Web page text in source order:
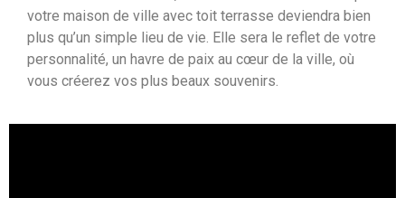
votre maison de ville avec toit terrasse deviendra bien
plus qu’un simple lieu de vie. Elle sera le reflet de votre
personnalité, un havre de paix au cœur de la ville, où
vous créerez vos plus beaux souvenirs.